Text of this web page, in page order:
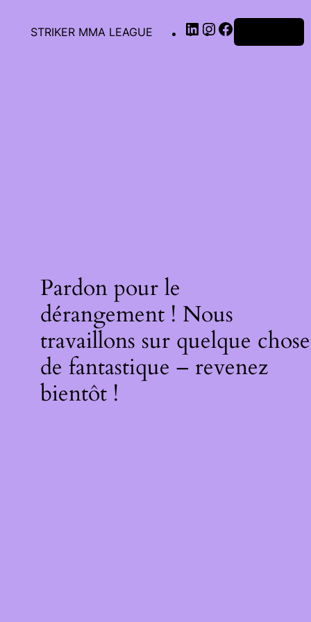
STRIKER MMA LEAGUE
Pardon pour le
dérangement ! Nous
travaillons sur quelque chose
de fantastique – revenez
bientôt !